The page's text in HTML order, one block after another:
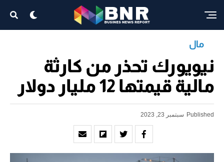
مال
نيويورك تحذر من كارثة
مالية قيمتها 12 مليار دولار
Published سبتمبر 23, 2023